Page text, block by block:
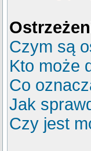
Czym są
Kto może
Co
Jak
Czy jest